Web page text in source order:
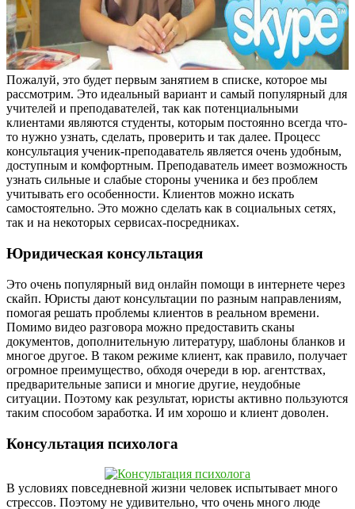
Пожалуй, это будет первым занятием в списке, которое мы
рассмотрим. Это идеальный вариант и самый популярный для
учителей и преподавателей, так как потенциальными
клиентами являются студенты, которым постоянно всегда что-
то нужно узнать, сделать, проверить и так далее. Процесс
консультация ученик-преподаватель является очень удобным,
доступным и комфортным. Преподаватель имеет возможность
узнать сильные и слабые стороны ученика и без проблем
учитывать его особенности. Клиентов можно искать
самостоятельно. Это можно сделать как в социальных сетях,
так и на некоторых сервисах-посредниках.
Юридическая консультация
Это очень популярный вид онлайн помощи в интернете через
скайп. Юристы дают консультации по разным направлениям,
помогая решать проблемы клиентов в реальном времени.
Помимо видео разговора можно предоставить сканы
документов, дополнительную литературу, шаблоны бланков и
многое другое. В таком режиме клиент, как правило, получает
огромное преимущество, обходя очереди в юр. агентствах,
предварительные записи и многие другие, неудобные
ситуации. Поэтому как результат, юристы активно пользуются
таким способом заработка. И им хорошо и клиент доволен.
Консультация психолога
В условиях повседневной жизни человек испытывает много
стрессов. Поэтому не удивительно, что очень много люде